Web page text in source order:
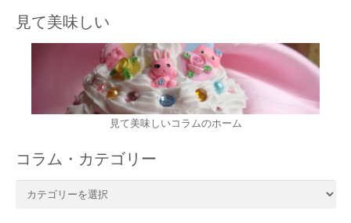
見て美味しい
見て美味しいコラムのホーム
コラム・カテゴリー